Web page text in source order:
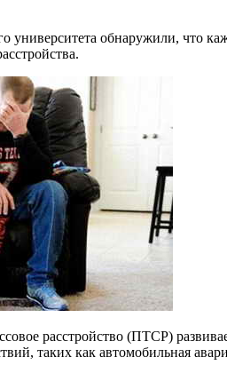
университета обнаружили, что
расстройство (ПТСР)
таких как автомобильная